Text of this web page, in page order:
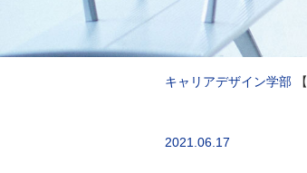
キャリアデザイン学部
2021.06.17